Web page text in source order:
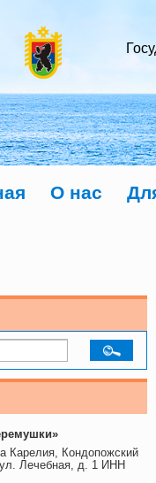
О нас
Карелия, Кондопожский
Лечебная, д. 1 ИНН